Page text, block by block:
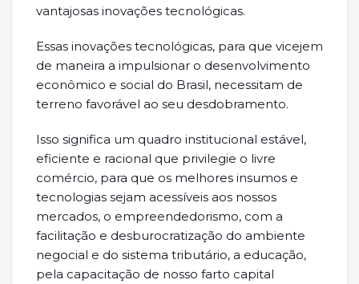
vantajosas inovações tecnológicas.
Essas inovações tecnológicas, para que vicejem
de maneira a impulsionar o desenvolvimento
econômico e social do Brasil, necessitam de
terreno favorável ao seu desdobramento.
Isso significa um quadro institucional estável,
eficiente e racional que privilegie o livre
comércio, para que os melhores insumos e
tecnologias sejam acessíveis aos nossos
mercados, o empreendedorismo, com a
facilitação e desburocratização do ambiente
negocial e do sistema tributário, a educação,
pela capacitação de nosso farto capital